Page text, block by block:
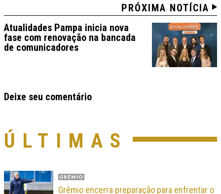
PRÓXIMA NOTÍCIA
Atualidades Pampa inicia nova
fase com renovação na bancada
de comunicadores
Deixe seu comentário
ÚLTIMAS
GRÊMIO
Grêmio encerra preparação para enfrentar o